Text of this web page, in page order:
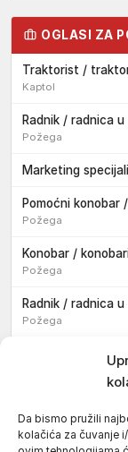
Da bismo pružili
kolačića za čuvanje
OGLASI ZA
Traktorist /
Kaptol
Radnik / radnica
Požega
Marketing
Pomoćni konobar
Požega
Konobar /
Požega
Radnik / radnica
Požega
Sezonski
Pomoćni pekar /
Pekar / pekarica